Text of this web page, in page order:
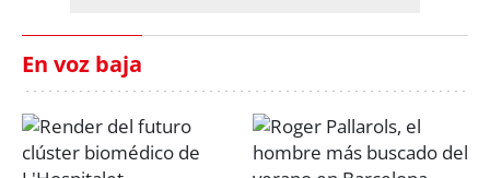
En voz baja